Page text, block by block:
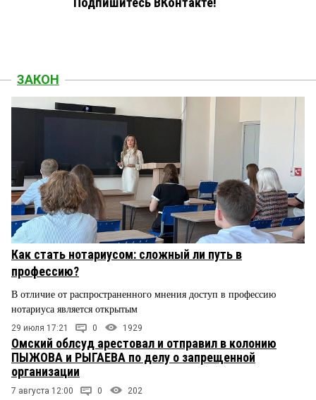
ЗАКОН
Как стать нотариусом: сложный ли путь в
профессию?
В отличие от распространенного мнения доступ в профессию
нотариуса является открытым
29 июля 17:21 0 1929
Омский облсуд арестовал и отправил в колонию
ПЫЖОВА и РЫГАЕВА по делу о запрещенной
организации
7 августа 12:00 0 202